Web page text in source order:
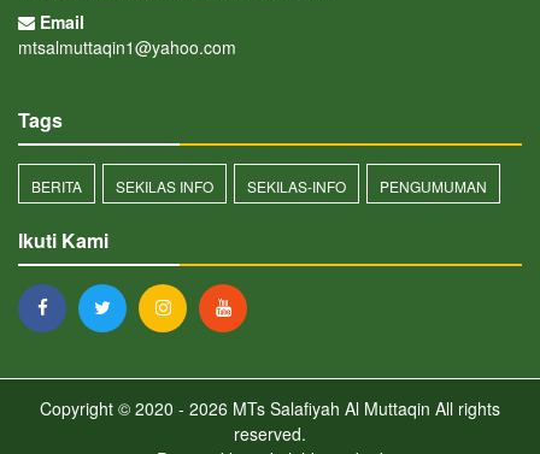
Email
mtsalmuttaqin1@yahoo.com
Tags
BERITA SEKILAS INFO SEKILAS-INFO PENGUMUMAN
Ikuti Kami
Copyright © 2020 - 2026 MTs Salafiyah Al Muttaqin All rights
reserved.